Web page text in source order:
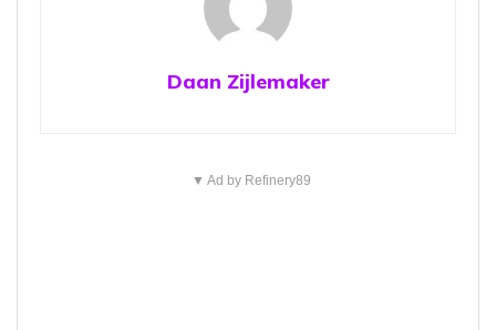
Daan Zijlemaker
▼ Ad by Refinery89